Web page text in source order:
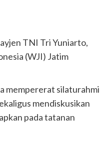
TNI Tri Yuniarto,
(WJI) Jatim
mempererat silaturahmi
mendiskusikan
pada tatanan